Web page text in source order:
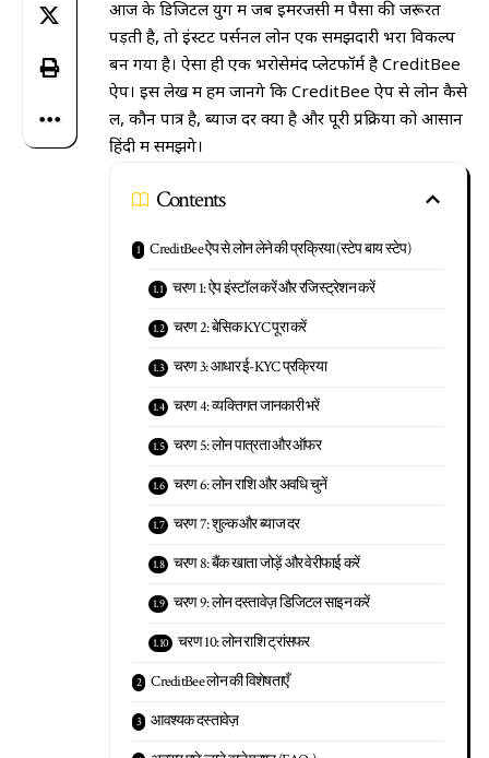
आज के डिजिटल युग में जब इमरजेंसी में पैसों की जरूरत
पड़ती है, तो इंस्टेंट पर्सनल लोन एक समझदारी भरा विकल्प
बन गया है। ऐसा ही एक भरोसेमंद प्लेटफॉर्म है CreditBee
ऐप। इस लेख में हम जानेंगे कि CreditBee ऐप से लोन कैसे
लें, कौन पात्र है, ब्याज दर क्या है और पूरी प्रक्रिया को आसान
हिंदी में समझेंगे।
Contents
CreditBee ऐप से लोन लेने की प्रक्रिया (स्टेप बाय स्टेप)
चरण 1: ऐप इंस्टॉल करें और रजिस्ट्रेशन करें
चरण 2: बेसिक KYC पूरा करें
चरण 3: आधार ई-KYC प्रक्रिया
चरण 4: व्यक्तिगत जानकारी भरें
चरण 5: लोन पात्रता और ऑफर
चरण 6: लोन राशि और अवधि चुनें
चरण 7: शुल्क और ब्याज दर
चरण 8: बैंक खाता जोड़ें और वेरीफाई करें
चरण 9: लोन दस्तावेज़ डिजिटल साइन करें
चरण 10: लोन राशि ट्रांसफर
CreditBee लोन की विशेषताएँ
आवश्यक दस्तावेज़